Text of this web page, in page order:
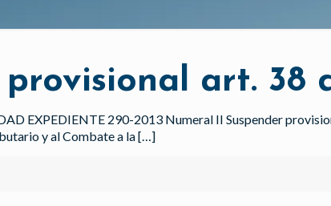
provisional art. 38
EXPEDIENTE 290-2013 Numeral II Suspender
y al Combate a la[…]